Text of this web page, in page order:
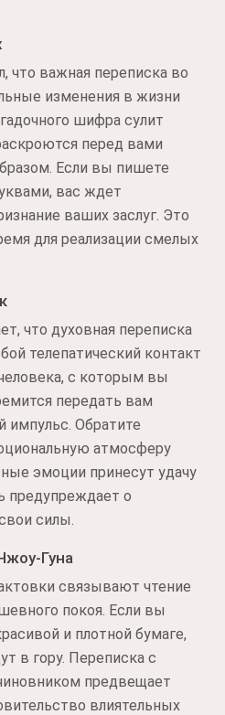
что важная переписка во
изменения в жизни
шифра сулит
перед вами
Если вы пишете
вас ждет
ваших заслуг. Это
для реализации смелых
что духовная переписка
телепатический контакт
с которым вы
передать вам
импульс. Обратите
атмосферу
эмоции принесут удачу
предупреждает о
силы.
Гуна
связывают чтение
покоя. Если вы
и плотной бумаге,
в гору. Переписка с
предвещает
влиятельных